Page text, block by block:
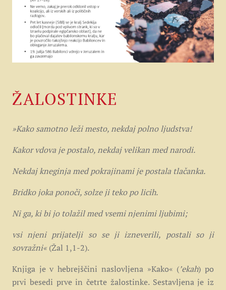
ŽALOSTINKE
»Kako samotno leži mesto, nekdaj polno ljudstva!
Kakor vdova je postalo, nekdaj velikan med narodi.
Nekdaj kneginja med pokrajinami je postala tlačanka.
Bridko joka ponoči, solze ji teko po licih.
Ni ga, ki bi jo tolažil med vsemi njenimi ljubimi;
vsi njeni prijatelji so se ji izneverili, postali so ji
sovražni« (Žal 1,1-2).
Knjiga je v hebrejščini naslovljena »Kako« (ʼekah) po
prvi besedi prve in četrte žalostinke. Sestavljena je iz